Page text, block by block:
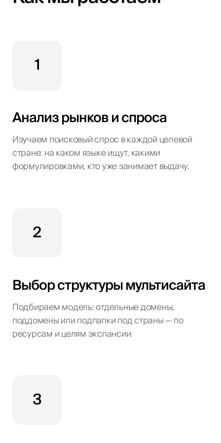
1
Анализ рынков и спроса
Изучаем поисковый спрос в каждой целевой
стране: на каком языке ищут, какими
формулировками, кто уже занимает выдачу.
2
Выбор структуры мультисайта
Подбираем модель: отдельные домены,
поддомены или подпапки под страны — по
ресурсам и целям экспансии.
3